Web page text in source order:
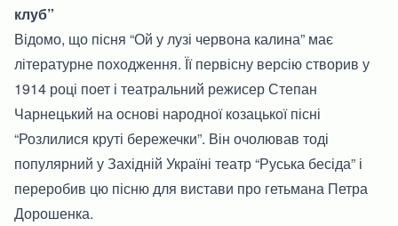
клуб”
Відомо, що пісня “Ой у лузі червона калина” має
літературне походження. Її первісну версію створив у
1914 році поет і театральний режисер Степан
Чарнецький на основі народної козацької пісні
“Розлилися круті бережечки”. Він очолював тоді
популярний у Західній Україні театр “Руська бесіда” і
переробив цю пісню для вистави про гетьмана Петра
Дорошенка.